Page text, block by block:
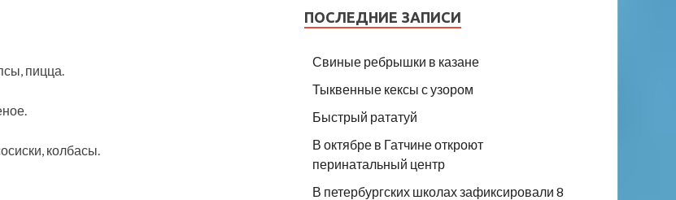
пицца.
колбасы.
ПОСЛЕДНИЕ ЗАПИСИ
Свиные ребрышки в казане
Тыквенные кексы с узором
Быстрый рататуй
В октябре в Гатчине откроют
перинатальный центр
В петербургских школах зафиксировали 8